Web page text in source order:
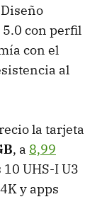
con perfil
con el
al
la tarjeta
, a 8,99
UHS-I U3
y apps